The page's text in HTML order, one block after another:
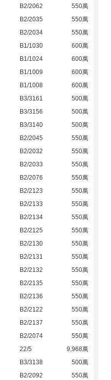
B2/2062
550萬
B2/2035
550萬
B2/2034
550萬
B1/1030
600萬
B1/1024
600萬
B1/1009
600萬
B1/1008
600萬
B3/3161
500萬
B3/3156
500萬
B3/3140
500萬
B2/2045
550萬
B2/2032
550萬
B2/2033
550萬
B2/2076
550萬
B2/2123
550萬
B2/2133
550萬
B2/2134
550萬
B2/2125
550萬
B2/2130
550萬
B2/2131
550萬
B2/2132
550萬
B2/2135
550萬
B2/2136
550萬
B2/2122
550萬
B2/2137
550萬
B2/2074
550萬
22/5
9,968萬
B3/3138
500萬
B2/2092
550萬